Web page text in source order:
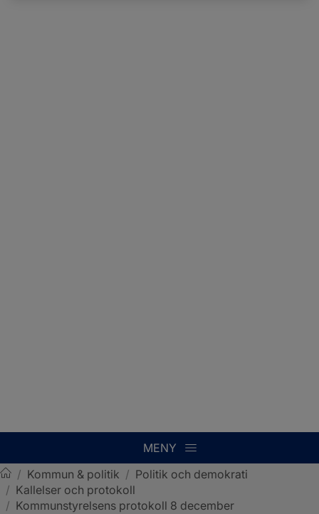
MENY
Sotenäs kommun
/ Kommun & politik / Politik och demokrati
/ Kallelser och protokoll
/ Kommunstyrelsens protokoll 8 december